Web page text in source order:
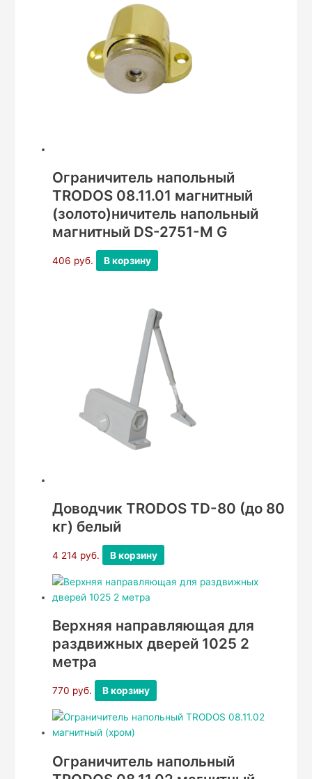
Ограничитель напольный
TRODOS 08.11.01 магнитный
(золото)ничитель напольный
магнитный DS-2751-М G
406 руб. В корзину
Доводчик TRODOS TD-80 (до 80
кг) белый
4 214 руб. В корзину
Верхняя направляющая для
раздвижных дверей 1025 2
метра
770 руб. В корзину
Ограничитель напольный